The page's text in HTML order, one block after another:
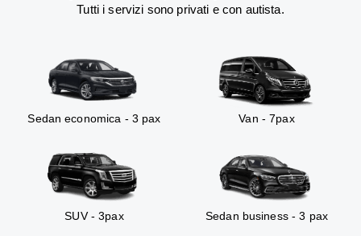
Tutti i servizi sono privati e con autista.
Sedan economica - 3 pax Van - 7pax
SUV - 3pax Sedan business - 3 pax